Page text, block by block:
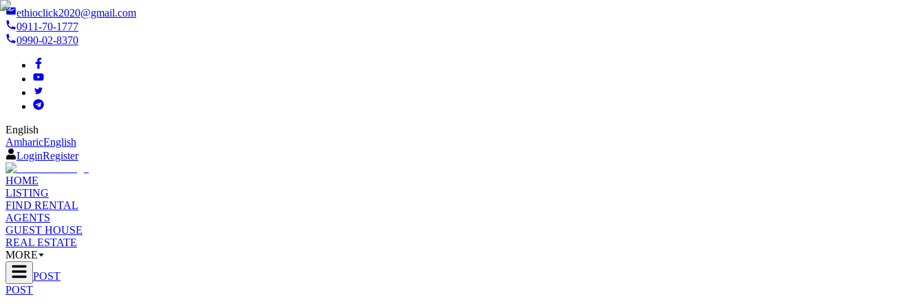
ethioclick2020@gmail.com
0911-70-1777
0990-02-8370
English
AmharicEnglish
LoginRegister
HOME
LISTING
FIND RENTAL
AGENTS
GUEST HOUSE
REAL ESTATE
MORE
POST
POST